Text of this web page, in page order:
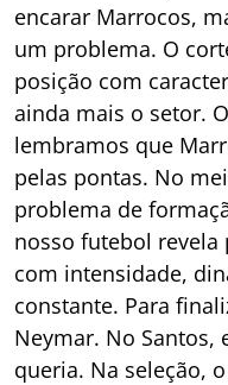
encarar Marrocos,
um problema. O
posição com
ainda mais o setor.
lembramos que
pelas pontas. No
problema de
nosso futebol
com intensidade,
constante. Para
Neymar. No Santos,
queria. Na seleção,